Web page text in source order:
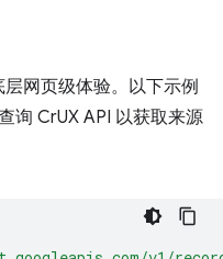
网页级体验。以下示例
询 CrUX API 以获取来源